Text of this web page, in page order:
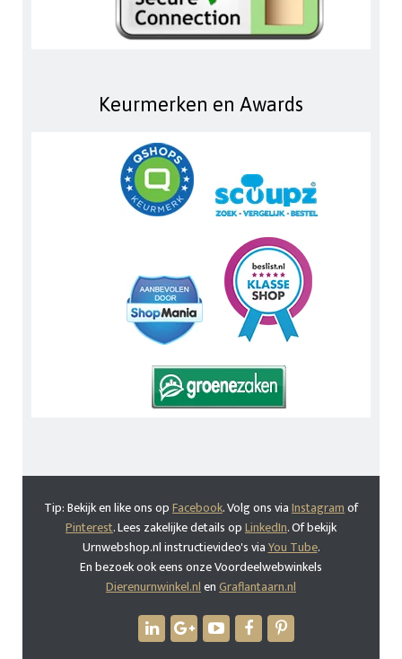
Keurmerken en Awards
Tip: Bekijk en like ons opFacebook. Volg ons viaInstagramof
Pinterest. Lees zakelijke details opLinkedIn. Of bekijk
Urnwebshop.nl instructievideo's viaYou Tube.
En bezoek ook eens onze Voordeelwebwinkels
Dierenurnwinkel.nlenGraflantaarn.nl